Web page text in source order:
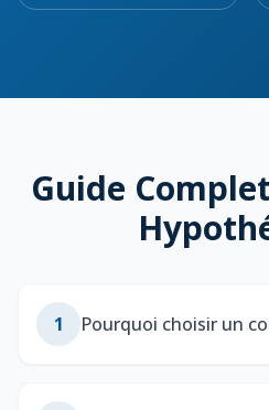
Guide
1 Pourquoi choisir un